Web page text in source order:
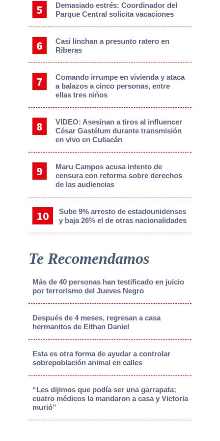
Demasiado estrés: Coordinador del
Parque Central solicita vacaciones
Casi linchan a presunto ratero en
Riberas
Comando irrumpe en vivienda y ataca
a balazos a cinco personas, entre
ellas tres niños
VIDEO: Asesinan a tiros al influencer
César Gastélum durante transmisión
en vivo en Culiacán
Maru Campos acusa intento de
censura con reforma sobre derechos
de las audiencias
Sube 9% arresto de estadounidenses
y baja 26% el de otras nacionalidades
Te Recomendamos
Más de 40 personas han testificado en juicio
por terrorismo del Jueves Negro
Después de 4 meses, regresan a casa
hermanitos de Eithan Daniel
Esta es otra forma de ayudar a controlar
sobrepoblación animal en calles
“Les dijimos que podía ser una garrapata;
cuatro médicos la mandaron a casa y Victoria
murió”